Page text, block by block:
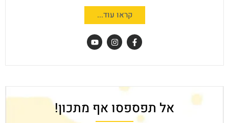
קראו עוד...
אל תפספסו אף מתכון!